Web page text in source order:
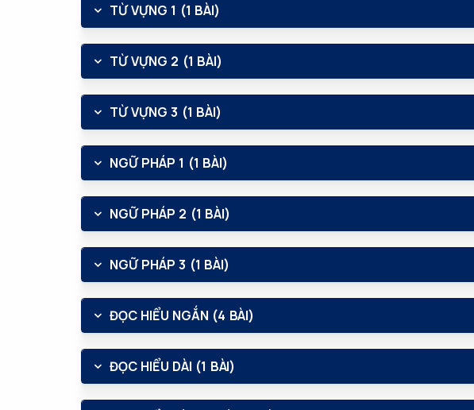
TỪ VỰNG 1 (1 BÀI)
TỪ VỰNG 2 (1 BÀI)
TỪ VỰNG 3 (1 BÀI)
NGỮ PHÁP 1 (1 BÀI)
NGỮ PHÁP 2 (1 BÀI)
NGỮ PHÁP 3 (1 BÀI)
ĐỌC HIỂU NGẮN (4 BÀI)
ĐỌC HIỂU DÀI (1 BÀI)